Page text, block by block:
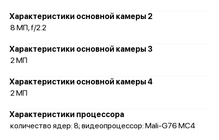
Характеристики основной камеры 2
8 МП, f/2.2
Характеристики основной камеры 3
2 МП
Характеристики основной камеры 4
2 МП
Характеристики процессора
количество ядер: 8; видеопроцессор: Mali-G76 MC4